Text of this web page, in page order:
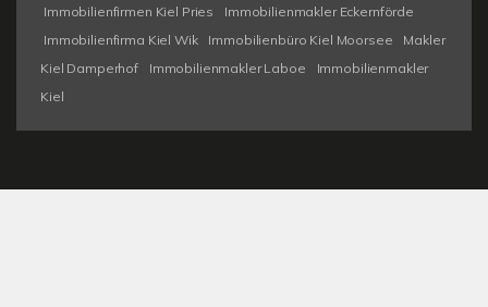
Immobilienfirmen Kiel Pries
Immobilienmakler Eckernförde
Immobilienfirma Kiel Wik
Immobilienbüro Kiel Moorsee
Makler
Kiel Damperhof
Immobilienmakler Laboe
Immobilienmakler
Kiel